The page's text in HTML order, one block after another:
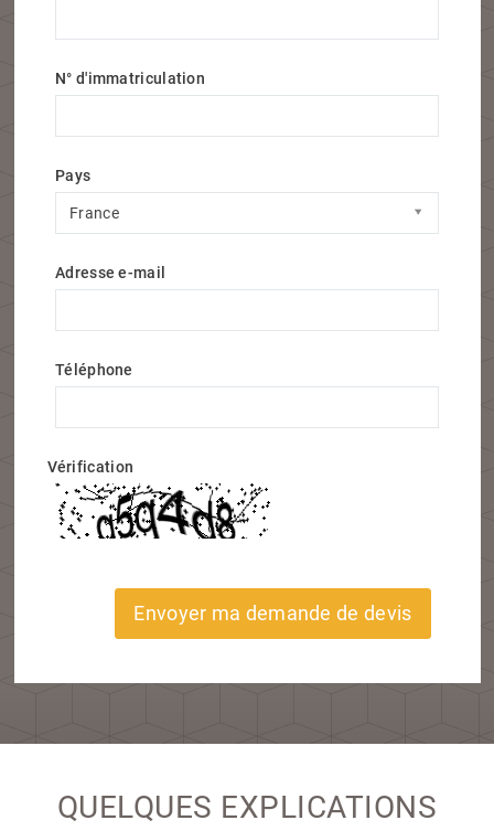
N° d'immatriculation
Pays
France
Pays
Adresse e-mail
Téléphone
Vérification
Envoyer ma demande de devis
QUELQUES EXPLICATIONS